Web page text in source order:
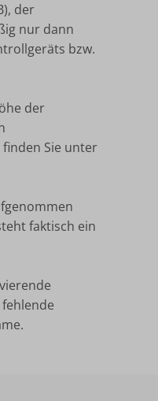
der
nur dann
bzw.
der
finden Sie unter
faktisch ein